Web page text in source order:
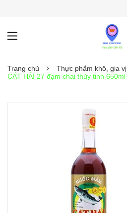
Trang chủ Thực phẩm khô, gia
CÁT HẢI 27 đạm chai thủy tinh